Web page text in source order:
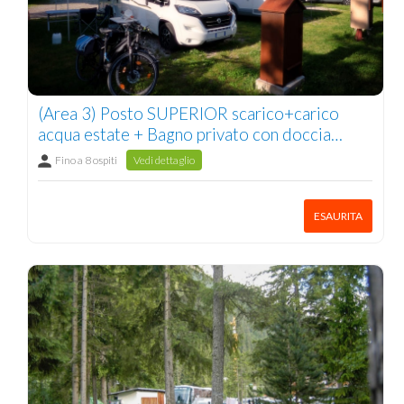
(Area 3) Posto SUPERIOR scarico+carico
acqua estate + Bagno privato con doccia
(Pulizia Giornaliera) 2/8 pers.
Fino a 8 ospiti Vedi dettaglio
ESAURITA